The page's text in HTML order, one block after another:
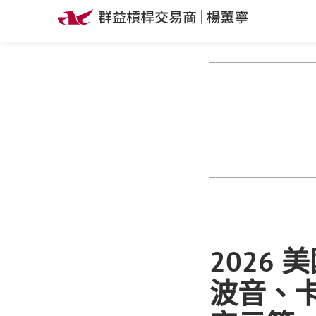
2026
波音、